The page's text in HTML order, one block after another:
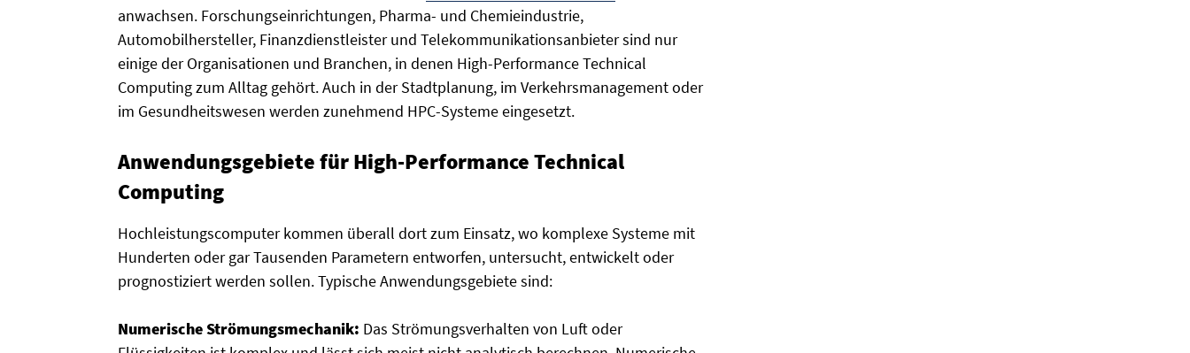
anwachsen. Forschungseinrichtungen, Pharma- und Chemieindustrie,
Automobilhersteller, Finanzdienstleister und Telekommunikationsanbieter sind nur
einige der Organisationen und Branchen, in denen High-Performance Technical
Computing zum Alltag gehört. Auch in der Stadtplanung, im Verkehrsmanagement oder
im Gesundheitswesen werden zunehmend HPC-Systeme eingesetzt.
Anwendungsgebiete für High-Performance Technical
Computing
Hochleistungscomputer kommen überall dort zum Einsatz, wo komplexe Systeme mit
Hunderten oder gar Tausenden Parametern entworfen, untersucht, entwickelt oder
prognostiziert werden sollen. Typische Anwendungsgebiete sind:
Numerische Strömungsmechanik: Das Strömungsverhalten von Luft oder